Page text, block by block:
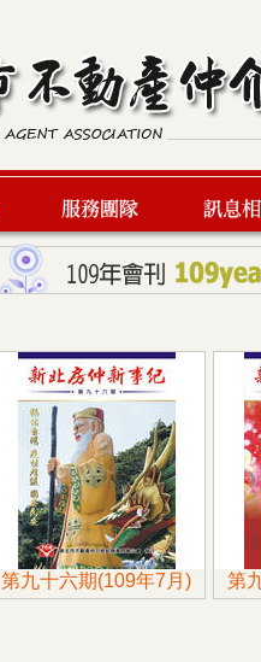
服務團隊 最新訊息
第九十六期(109年7月) 第